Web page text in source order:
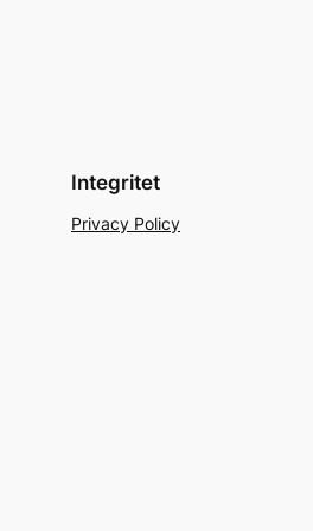
Integritet
Privacy Policy